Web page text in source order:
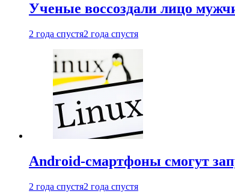
Ученые воссоздали лицо
2 года спустя2 года спустя
Android-смартфоны смогут
2 года спустя2 года спустя